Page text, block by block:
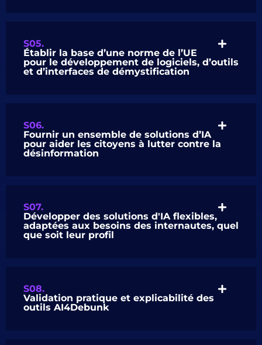
S05.
Établir la base d’une norme de l’UE
pour le développement de logiciels, d’outils
et d’interfaces de démystification
S06.
Fournir un ensemble de solutions d’IA
pour aider les citoyens à lutter contre la
désinformation
S07.
Développer des solutions d'IA flexibles,
adaptées aux besoins des internautes, quel
que soit leur profil
S08.
Validation pratique et explicabilité des
outils AI4Debunk